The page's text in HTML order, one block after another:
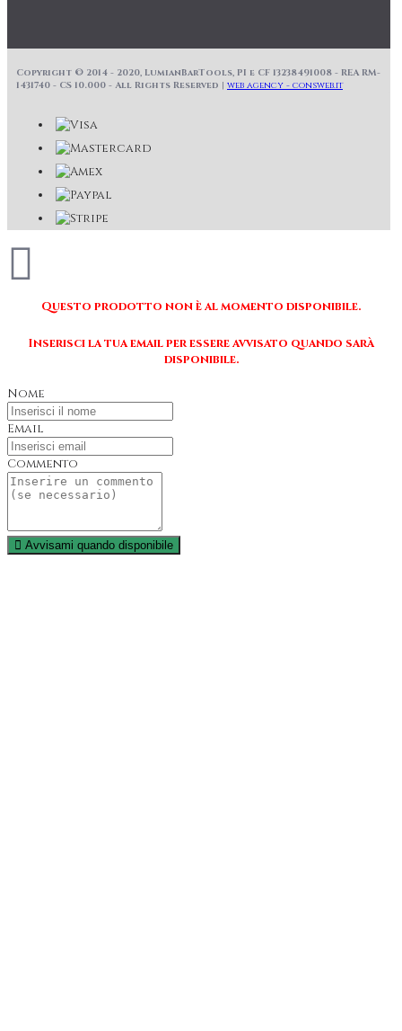
Copyright © 2014 - 2020, LumianBarTools, PI e CF 13238491008 - REA RM-
1431740 - CS 10.000 - All Rights Reserved | web agency - consweb.it
Questo prodotto non è al momento disponibile.
Inserisci la tua email per essere avvisato quando sarà
disponibile.
Nome
Email
Commento
Avvisami quando disponibile